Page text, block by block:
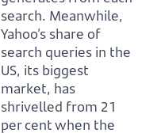
search. Meanwhile,
Yahoo’s share of
search queries in the
US, its biggest
market, has
shrivelled from 21
per centwhen the